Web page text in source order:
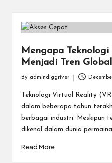
Mengapa
Menjadi Tren Global
by
By admindiggriver
Teknologi Virtual Reality
dalam beberapa tahun
berbagai industri. Meskipun
dikenal dalam dunia
Read More